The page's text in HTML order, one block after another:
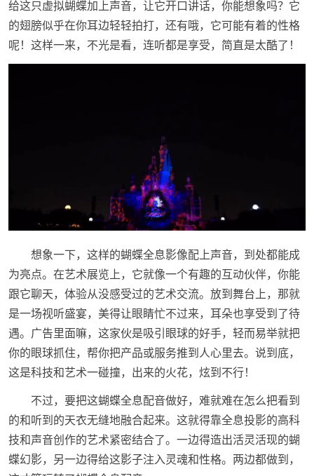
给这只虚拟蝴蝶加上声音，让它开口讲话，你能想象吗？它
的翅膀似乎在你耳边轻轻拍打，还有哦，它可能有着的性格
呢！这样一来，不光是看，连听都是享受，简直是太酷了！
想象一下，这样的蝴蝶全息影像配上声音，到处都能成
为亮点。在艺术展览上，它就像一个有趣的互动伙伴，你能
跟它聊天，体验从没感受过的艺术交流。放到舞台上，那就
是一场视听盛宴，美得让眼睛忙不过来，耳朵也享受到了待
遇。广告里面嘛，这家伙是吸引眼球的好手，轻而易举就把
你的眼球抓住，帮你把产品或服务推到人心里去。说到底，
这是科技和艺术一碰撞，出来的火花，炫到不行！
不过，要把这蝴蝶全息配音做好，难就难在怎么把看到
的和听到的天衣无缝地融合起来。这就得靠全息投影的高科
技和声音创作的艺术紧密结合了。一边得造出活灵活现的蝴
蝶幻影，另一边得给这影子注入灵魂和性格。两边都做到，